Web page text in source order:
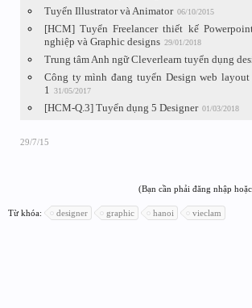
Tuyển Illustrator và Animator 06/10/2015
[HCM] Tuyển Freelancer thiết kế
nghiệp và Graphic designs 29/01/2018
Trung tâm Anh ngữ Cleverlearn tuyển dụng
Công ty mình đang tuyển Design web
1 31/05/2017
[HCM-Q.3] Tuyển dụng 5 Designer 01/03/2018
29/7/15
(Bạn cần phải đăng nhập
Từ khóa: designer graphic hanoi vieclam